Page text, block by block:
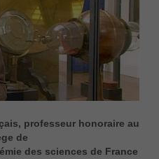
professeur honoraire au
de
des sciences de France